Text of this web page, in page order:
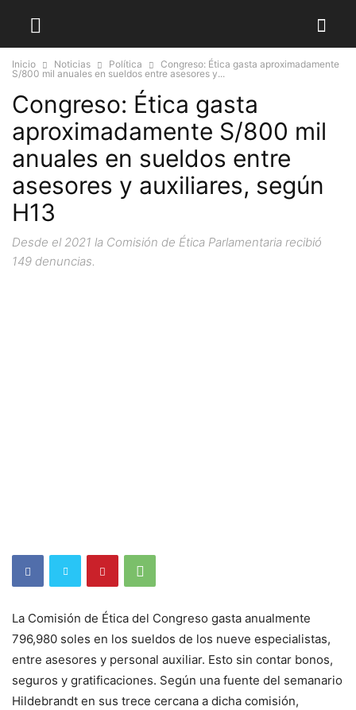
Inicio Noticias Política
Congreso: Ética gasta aproximadamente
S/800 mil anuales en sueldos entre asesores y...
Congreso: Ética gasta
aproximadamente S/800 mil
anuales en sueldos entre
asesores y auxiliares, según
H13
Desde el 2021 la Comisión de Ética Parlamentaria recibió
149 denuncias.
La Comisión de Ética del Congreso gasta anualmente
796,980 soles en los sueldos de los nueve especialistas,
entre asesores y personal auxiliar. Esto sin contar bonos,
seguros y gratificaciones. Según una fuente del semanario
Hildebrandt en sus trece cercana a dicha comisión,